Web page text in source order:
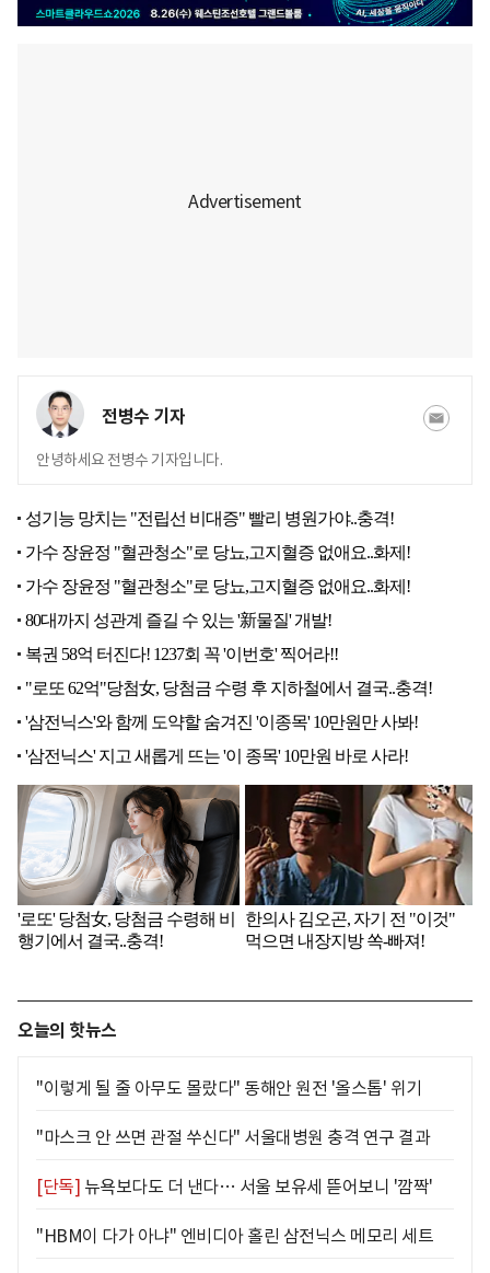
전병수 기자
안녕하세요 전병수 기자입니다.
오늘의 핫뉴스
"이렇게 될 줄 아무도 몰랐다" 동해안 원전 '올스톱' 위기
"마스크 안 쓰면 관절 쑤신다" 서울대병원 충격 연구 결과
[단독] 뉴욕보다도 더 낸다… 서울 보유세 뜯어보니 '깜짝'
"HBM이 다가 아냐" 엔비디아 홀린 삼전닉스 메모리 세트